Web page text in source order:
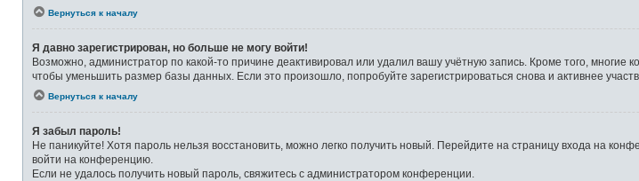
Вернуться к началу
Я давно зарегистрирован, но больше не могу войти!
Возможно, администратор по какой-то причине деактивировал или удалил вашу учётную запись. Кроме того,
чтобы уменьшить размер базы данных. Если это произошло, попробуйте зарегистрироваться снова и активнее
Вернуться к началу
Я забыл пароль!
Не паникуйте! Хотя пароль нельзя восстановить, можно легко получить новый. Перейдите на страницу входа на
войти на конференцию.
Если не удалось получить новый пароль, свяжитесь с администратором конференции.